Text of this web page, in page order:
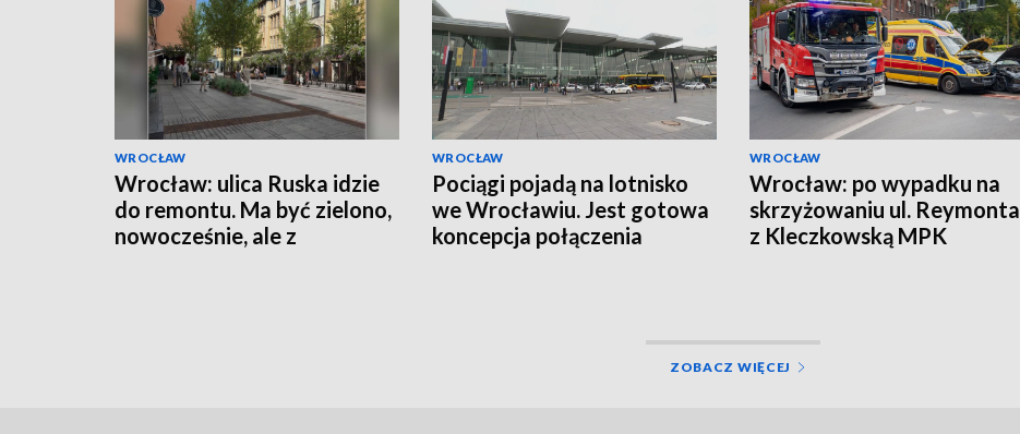
WROCŁAW
Wrocław: ulica Ruska idzie
do remontu. Ma być zielono,
nowocześnie, ale z
WROCŁAW
Pociągi pojadą na lotnisko
we Wrocławiu. Jest gotowa
koncepcja połączenia
WROCŁAW
Wrocław: po wypadku na
skrzyżowaniu ul. Reymonta
z Kleczkowską MPK
ZOBACZ WIĘCEJ